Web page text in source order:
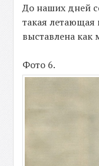
До наших дней
такая летающая
выставлена как
Фото 6.